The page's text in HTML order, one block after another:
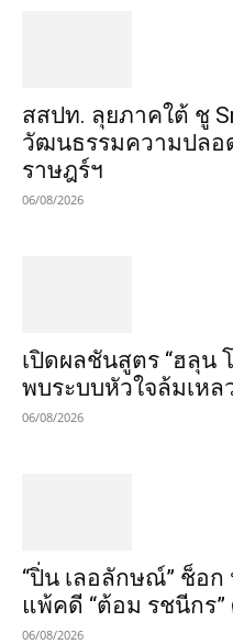
สสปท. ลุยภาคใต้ ชู
วัฒนธรรมความปลอ
ราษฎร์ฯ
06/08/2026
เปิดผลชันสูตร “ฮลุน
พบระบบหัวใจล้มเหล
06/08/2026
“ปิ่น เลอลักษณ์” ช็อ
แพ้คดี “ต้อม รชนีกร
06/08/2026